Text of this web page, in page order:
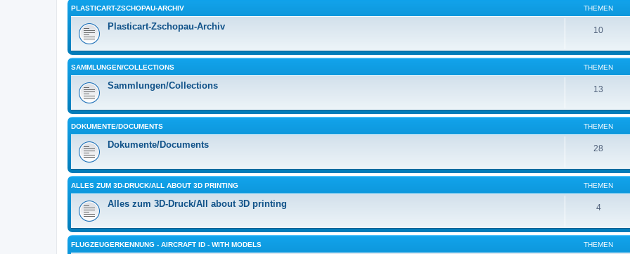
PLASTICART-ZSCHOPAU-ARCHIV THEMEN
Plasticart-Zschopau-Archiv 10
SAMMLUNGEN/COLLECTIONS THEMEN
Sammlungen/Collections 13
DOKUMENTE/DOCUMENTS THEMEN
Dokumente/Documents 28
ALLES ZUM 3D-DRUCK/ALL ABOUT 3D PRINTING THEMEN
Alles zum 3D-Druck/All about 3D printing 4
FLUGZEUGERKENNUNG - AIRCRAFT ID - WITH MODELS THEMEN